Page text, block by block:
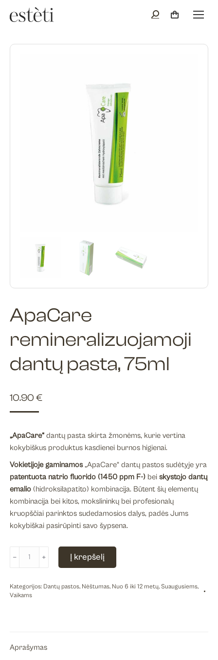
ApaCare
remineralizuojamoji
dantų pasta, 75ml
10.90 €
„ApaCare“ dantų pasta skirta žmonėms, kurie vertina
kokybiškus produktus kasdienei burnos higienai.
Vokietijoje gaminamos„ApaCare“ dantų pastos sudėtyje yra
patentuota natrio fluorido (1450 ppm F-) bei skystojo dantų
emalio (hidroksilapatito) kombinacija. Būtent šių elementų
kombinacija bei kitos, mokslininkų bei profesionalų
kruopščiai parinktos sudedamosios dalys, padės Jums
kokybiškai pasirūpinti savo šypsena.
remineralizuojamoji
﹣ ﹢ Į krepšelį
Kategorijos: Dantų pastos, Nėštumas, Nuo 6 iki 12 metų, Suaugusiems,
Vaikams
Aprašymas